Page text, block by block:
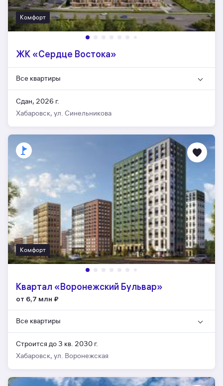
Комфорт
ЖК «Сердце Востока»
Все квартиры
Сдан, 2026 г.
Хабаровск, ул. Синельникова
Комфорт
Квартал «Воронежский Бульвар»
от 6,7 млн ₽
Все квартиры
Строится до 3 кв. 2030 г.
Хабаровск, ул. Воронежская